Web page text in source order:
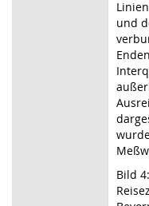
und
Bild